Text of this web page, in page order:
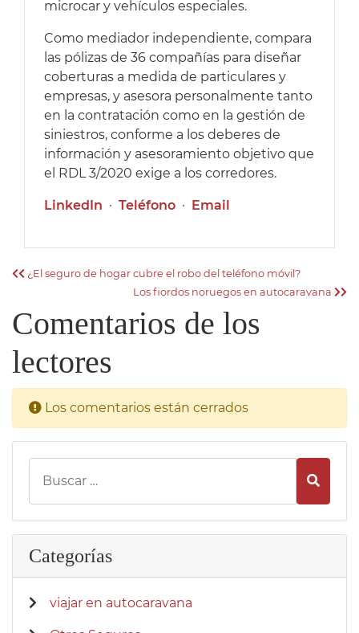
microcar y vehículos especiales.
Como mediador independiente, compara
las pólizas de 36 compañías para diseñar
coberturas a medida de particulares y
empresas, y asesora personalmente tanto
en la contratación como en la gestión de
siniestros, conforme a los deberes de
información y asesoramiento objetivo que
el RDL 3/2020 exige a los corredores.
LinkedIn · Teléfono · Email
¿El seguro de hogar cubre el robo del teléfono móvil?
Los fiordos noruegos en autocaravana
Comentarios de los
lectores
Los comentarios están cerrados
Categorías
viajar en autocaravana